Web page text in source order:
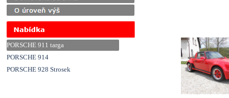
PORSCHE 911 targa
PORSCHE 914
PORSCHE 928 Strosek